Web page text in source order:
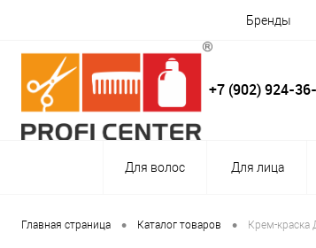
Бренды
+7 (902) 924-
Для волос Для лица
Главная страница • Каталог товаров • Крем-